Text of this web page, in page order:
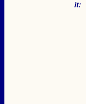
it: